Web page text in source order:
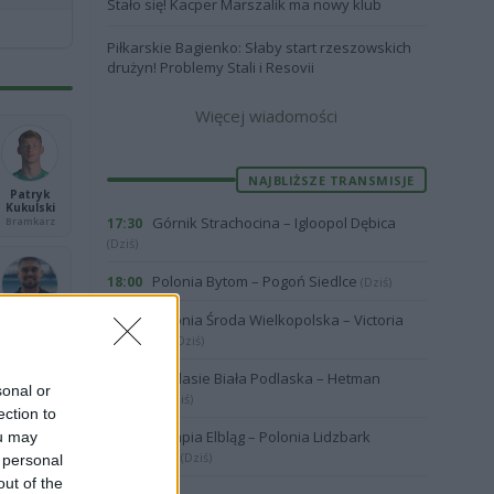
or
to
may
of the
Patryk
Kukulski
Bramkarz
Stało się! Kacper Marszalik ma nowy klub
Piłkarskie Bagienko: Słaby start rzeszowskich
drużyn! Problemy Stali i Resovii
Więcej wiadomości
NAJBLIŻSZE TRANSMISJE
17:30 Górnik Strachocina – Igloopol Dębica
(Dziś)
18:00 Polonia Bytom – Pogoń Siedlce (Dziś)
19:00
Polonia Środa Wielkopolska – Victoria
Września
(Dziś)
Podlasie Biała Podlaska – Hetman
(Dziś)
Olimpia Elbląg – Polonia Lidzbark
(Dziś)